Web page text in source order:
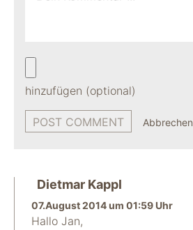
hinzufügen (optional)
Abbrechen
Dietmar Kappl
07.August 2014 um 01:59 Uhr
Hallo Jan,